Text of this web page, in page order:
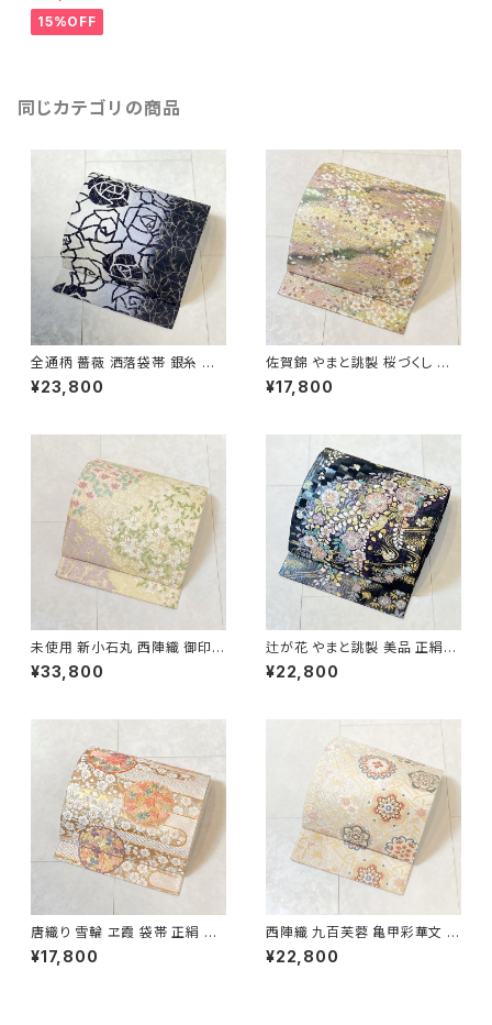
15%OFF
同じカテゴリの商品
全通柄 薔薇 洒落袋帯 銀糸 長
尺 正絹 白 黒 青紫 659
¥23,800
佐賀錦 やまと誂製 桜づくし 袋
帯 正絹 金銀糸 ラメ ピンク 白
722
¥17,800
未使用 新小石丸 西陣織 御印華
唐織 花柄 袋帯 正絹 金糸 白 ク
リーム ピンク 紫 576
¥33,800
辻が花 やまと誂製 美品 正絹
金糸 袋帯 黒 紺 紫 パステルカ
ラー 702
¥22,800
唐織り 雪輪 ヱ霞 袋帯 正絹 金
糸 白 ピンク 水色 紫 パステルカ
ラー 531
¥17,800
西陣織 九百芙蓉 亀甲彩華文 唐
織り 袋帯 正絹 金糸 クリーム色
白 667
¥22,800